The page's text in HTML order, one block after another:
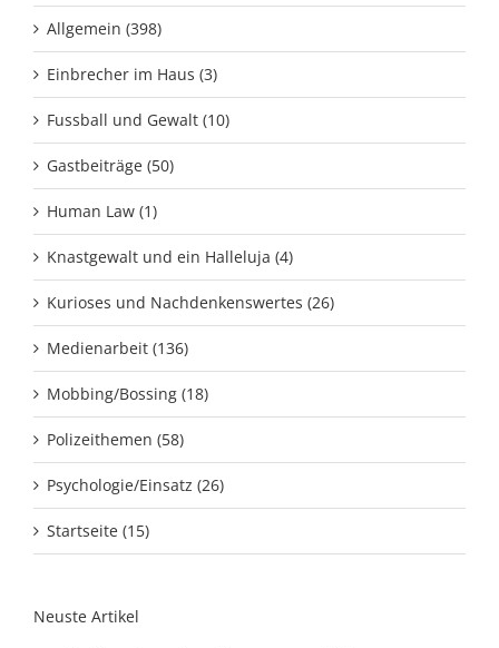
Allgemein (398)
Einbrecher im Haus (3)
Fussball und Gewalt (10)
Gastbeiträge (50)
Human Law (1)
Knastgewalt und ein Halleluja (4)
Kurioses und Nachdenkenswertes (26)
Medienarbeit (136)
Mobbing/Bossing (18)
Polizeithemen (58)
Psychologie/Einsatz (26)
Startseite (15)
Neuste Artikel